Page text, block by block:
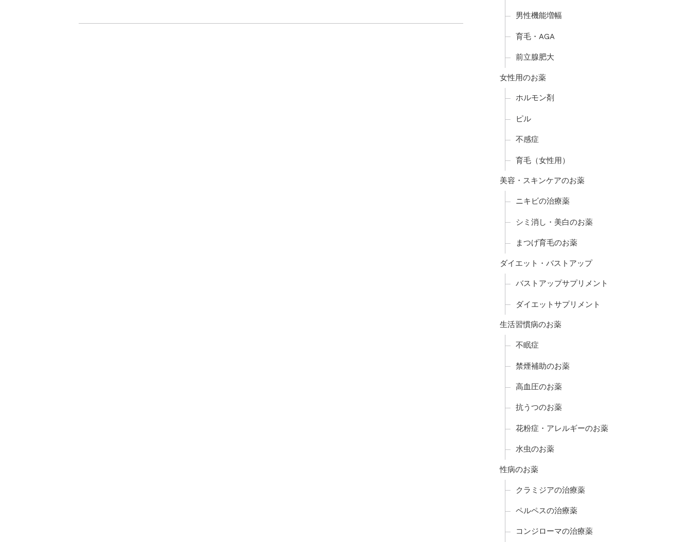
男性機能増幅
育毛・AGA
前立腺肥大
女性用のお薬
ホルモン剤
ピル
不感症
育毛（女性用）
美容・スキンケアのお薬
ニキビの治療薬
シミ消し・美白のお薬
まつげ育毛のお薬
ダイエット・バストアップ
バストアップサプリメント
ダイエットサプリメント
生活習慣病のお薬
不眠症
禁煙補助のお薬
高血圧のお薬
抗うつのお薬
花粉症・アレルギーのお薬
水虫のお薬
性病のお薬
クラミジアの治療薬
ペルペスの治療薬
コンジローマの治療薬